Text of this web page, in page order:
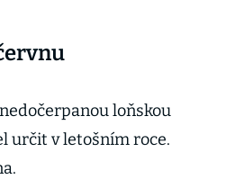
loňskou
určit v letošním roce.